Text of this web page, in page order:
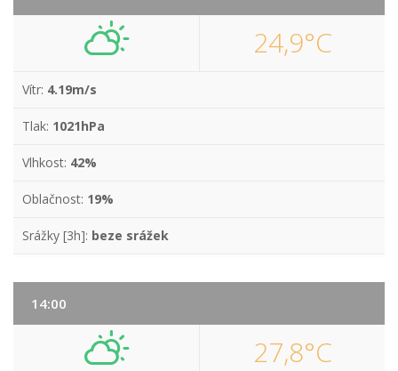
24,9°C
Vítr: 4.19m/s
Tlak: 1021hPa
Vlhkost: 42%
Oblačnost: 19%
Srážky [3h]: beze srážek
14:00
27,8°C